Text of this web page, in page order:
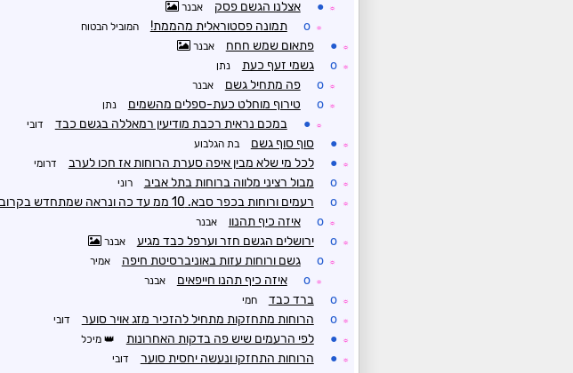
☼
● אצלנו הגשם פסק אבנר
☼
o תמונה פסטוראלית מהממת! המוביל הבטוח
☼
● פתאום שמש חחח אבנר
☼
o גשמי זעף כעת נתן
☼
o פה מתחיל גשם אבנר
☼
o טירוף מוחלט כעת-ספלים מהשמים נתן
☼
● במכם נראית רכבת מודיעין רמאללה בגשם כבד דובי
☼
● סוף סוף גשם בת הגלבוע
☼
● לכל מי שלא מבין איפה סערת הרוחות אז חכו לערב דרומי
☼
o מבול רציני מלווה ברוחות בתל אביב רוני
☼
o רעמים ורוחות בכפר סבא. 10 ממ עד כה ונראה שמתחדש בקרוב
☼
o איזה כיף תהנוו אבנר
☼
o ירושלים הגשם חזר וערפל כבד מגיע אבנר
☼
o גשם ורוחות עזות באוניברסיטת חיפה אמיר
☼
o איזה כיף תהנו חייפאים אבנר
☼
o ברד כבד חמי
☼
o הרוחות מתחזקות מתחיל להזכיר מזג אויר סוער דובי
☼
● לפי הרעמים שיש פה בדקות האחרונות מיכל
☼
● הרוחות התחזקו ונעשה יחסית סוער דובי